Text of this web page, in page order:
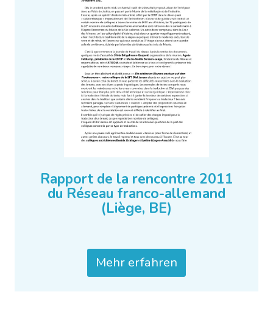
Rapport de la rencontre 2011
du Réseau franco-allemand
(Liège, BE)
Mehr erfahren